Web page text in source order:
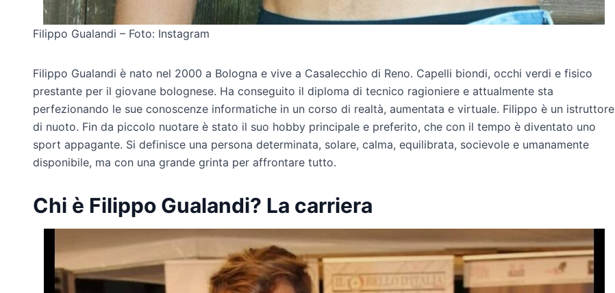
Filippo Gualandi – Foto: Instagram
Filippo Gualandi è nato nel 2000 a Bologna e vive a Casalecchio di Reno. Capelli biondi, occhi verdi e fisico
prestante per il giovane bolognese. Ha conseguito il diploma di tecnico ragioniere e attualmente sta
perfezionando le sue conoscenze informatiche in un corso di realtà, aumentata e virtuale. Filippo è un istruttore
di nuoto. Fin da piccolo nuotare è stato il suo hobby principale e preferito, che con il tempo è diventato uno
sport appagante. Si definisce una persona determinata, solare, calma, equilibrata, socievole e umanamente
disponibile, ma con una grande grinta per affrontare tutto.
Chi è Filippo Gualandi? La carriera